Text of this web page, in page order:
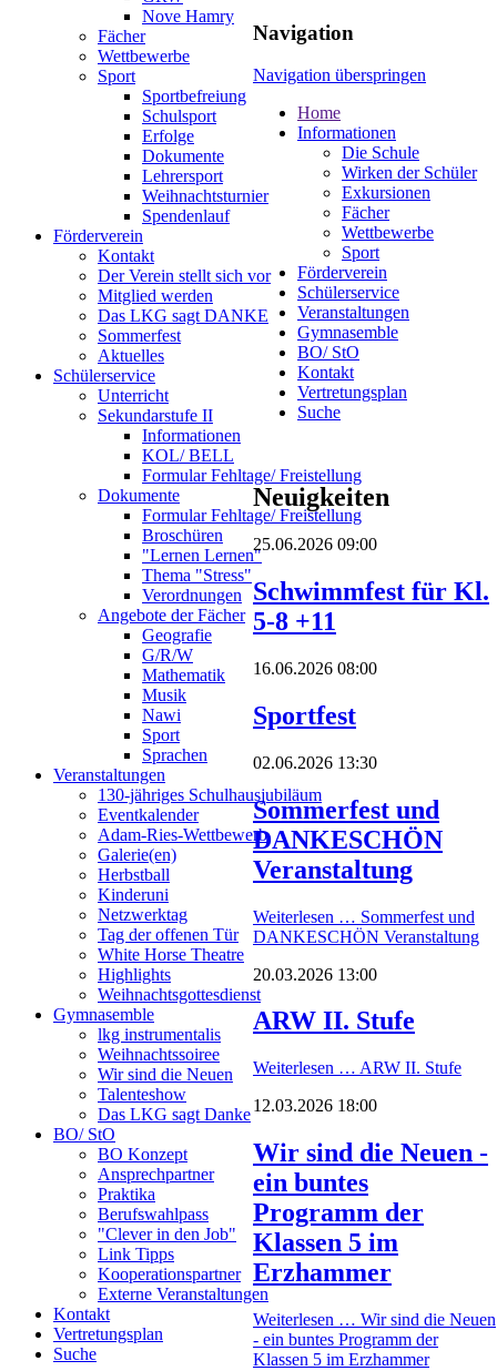
Nove Hamry
Fächer
Wettbewerbe
Sport
Sportbefreiung
Schulsport
Erfolge
Dokumente
Lehrersport
Weihnachtsturnier
Spendenlauf
Förderverein
Kontakt
Der Verein stellt sich vor
Mitglied werden
Das LKG sagt DANKE
Sommerfest
Aktuelles
Schülerservice
Unterricht
Sekundarstufe II
Informationen
KOL/ BELL
Formular Fehltage/ Freistellung
Dokumente
Formular Fehltage/ Freistellung
Broschüren
"Lernen Lernen"
Thema "Stress"
Verordnungen
Angebote der Fächer
Geografie
G/R/W
Mathematik
Musik
Nawi
Sport
Sprachen
Veranstaltungen
130-jähriges Schulhausjubiläum
Eventkalender
Adam-Ries-Wettbewerb
Galerie(en)
Herbstball
Kinderuni
Netzwerktag
Tag der offenen Tür
White Horse Theatre
Highlights
Weihnachtsgottesdienst
Gymnasemble
lkg instrumentalis
Weihnachtssoiree
Wir sind die Neuen
Talenteshow
Das LKG sagt Danke
BO/ StO
BO Konzept
Ansprechpartner
Praktika
Berufswahlpass
"Clever in den Job"
Link Tipps
Kooperationspartner
Externe Veranstaltungen
Kontakt
Vertretungsplan
Suche
Navigation
Navigation überspringen
Home
Informationen
Die Schule
Wirken der Schüler
Exkursionen
Fächer
Wettbewerbe
Sport
Förderverein
Schülerservice
Veranstaltungen
Gymnasemble
BO/ StO
Kontakt
Vertretungsplan
Suche
Neuigkeiten
25.06.2026 09:00
Schwimmfest für Kl.
5-8 +11
16.06.2026 08:00
Sportfest
02.06.2026 13:30
Sommerfest und
DANKESCHÖN
Veranstaltung
Weiterlesen … Sommerfest und
DANKESCHÖN Veranstaltung
20.03.2026 13:00
ARW II. Stufe
Weiterlesen … ARW II. Stufe
12.03.2026 18:00
Wir sind die Neuen -
ein buntes
Programm der
Klassen 5 im
Erzhammer
Weiterlesen … Wir sind die Neuen
- ein buntes Programm der
Klassen 5 im Erzhammer